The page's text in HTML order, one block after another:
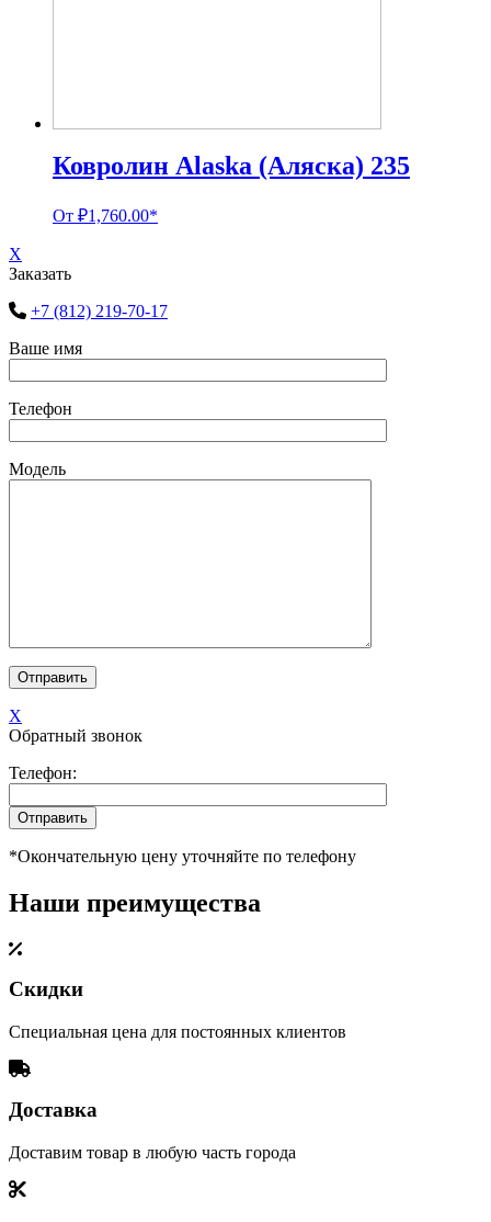
Ковролин Alaska (Аляска) 235
От ₽1,760.00*
X
Заказать
+7 (812) 219-70-17
Ваше имя
Телефон
Модель
X
Обратный звонок
Телефон:
*Окончательную цену уточняйте по телефону
Наши преимущества
Скидки
Специальная цена для постоянных клиентов
Доставка
Доставим товар в любую часть города